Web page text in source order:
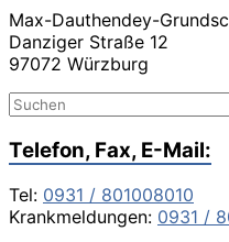
Max-Dauthendey-
Danziger Straße 12
97072 Würzburg
Telefon, Fax, E-Mail:
Tel: 0931 / 801008010
Krankmeldungen: 0931 /